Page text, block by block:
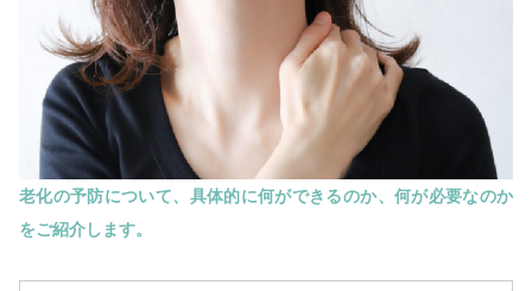
老化の予防について、具体的に何ができるのか、何が必要なのか
をご紹介します。